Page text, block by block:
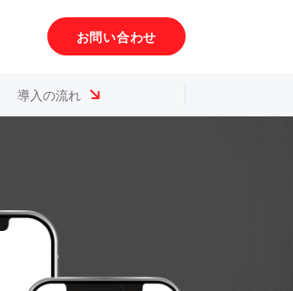
お問い合わせ
導入の流れ